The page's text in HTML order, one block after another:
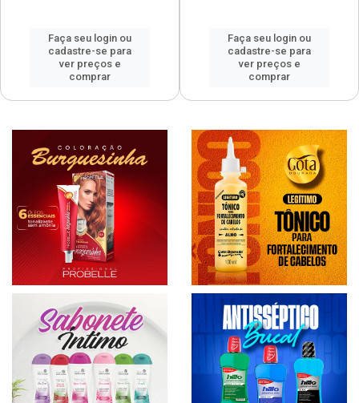
Faça seu login ou
cadastre-se para
ver preços e
comprar
Faça seu login ou
cadastre-se para
ver preços e
comprar